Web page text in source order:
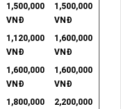
1,500,000
VNĐ
1,500,000
VNĐ
1,120,000
VNĐ
1,600,000
VNĐ
1,600,000
VNĐ
1,600,000
VNĐ
1,800,000
2,200,000